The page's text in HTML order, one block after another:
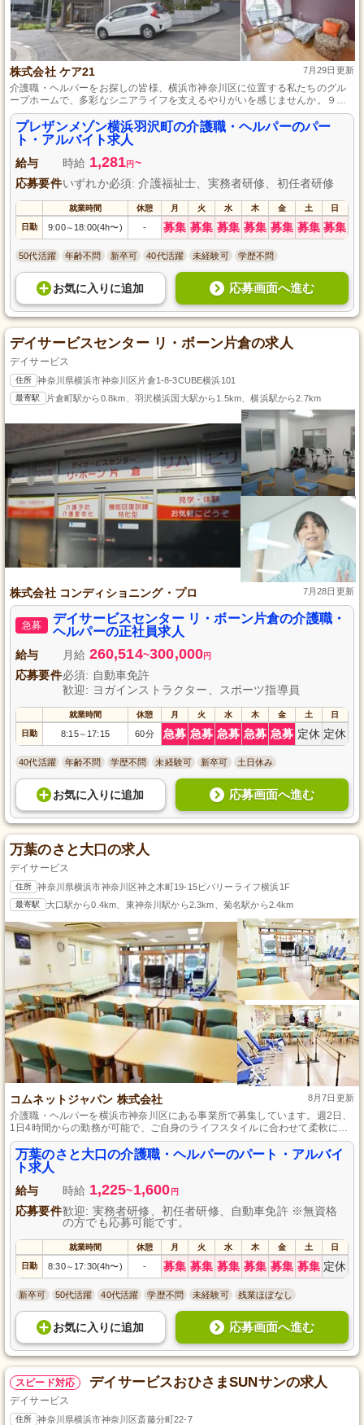
株式会社 ケア21 7月29日更新
介護職・ヘルパーをお探しの皆様、横浜市神奈川区に位置する私たちのグル
ープホームで、多彩なシニアライフを支えるやりがいを感じませんか。９名
のご入居者様の生活サポートを通じて、食事や入浴、レクリエーションの企
画実行など、幅広い業務を担当していただきます。資格を持っていない方
も、介護に興味があれば歓迎します。就業環境の良さとチームワークの充実
感を、ぜひ実感してください。
プレザンメゾン横浜羽沢町の介護職・ヘルパーのパー
ト・アルバイト求人
給与 時給 1,281円 ~
応募要件いずれか必須: 介護福祉士、実務者研修、初任者研修
就業時間 休憩 月 火 水 木 金 土 日
日勤 9:00～ 18:00(4h〜) - 募集 募集 募集 募集 募集 募集 募集
50代活躍 年齢不問 新卒可 40代活躍 未経験可 学歴不問
お気に入り に追加 応募画面へ進む
デイサービスセンター リ・ボーン片倉の求人
デイサービス
住所 神奈川県横浜市神奈川区片倉1-8-3CUBE横浜101
最寄駅 片倉町駅から0.8km、羽沢横浜国大駅から1.5km、横浜駅から2.7km
株式会社 コンディショニング・プロ 7月28日更新
急募
デイサービスセンター リ・ボーン片倉の介護職・
ヘルパーの正社員求人
給与 月給 260,514~300,000円
応募要件必須: 自動車免許
歓迎: ヨガインストラクター、スポーツ指導員
就業時間 休憩 月 火 水 木 金 土 日
日勤 8:15～ 17:15 60分 急募 急募 急募 急募 急募 定休 定休
40代活躍 年齢不問 学歴不問 未経験可 新卒可 土日休み
お気に入り に追加 応募画面へ進む
万葉のさと大口の求人
デイサービス
住所 神奈川県横浜市神奈川区神之木町19-15ビバリーライフ横浜1F
最寄駅 大口駅から0.4km、東神奈川駅から2.3km、菊名駅から2.4km
コムネットジャパン 株式会社 8月7日更新
介護職・ヘルパーを横浜市神奈川区にある事業所で募集しています。週2日、
1日4時間からの勤務が可能で、ご自身のライフスタイルに合わせて柔軟に働
ける環境を整えています。未経験の方も歓迎で、あなたとご利用者さまとの
成長を大切にする職場です。正社員登用制度もあり、長く安定して働ける場
所をお探しの方に最適です。
万葉のさと大口の介護職・ヘルパーのパート・アルバイ
ト求人
給与 時給 1,225~1,600 円
応募要件歓迎: 実務者研修、初任者研修、自動車免許 ※無資格
の方でも応募可能です。
就業時間 休憩 月 火 水 木 金 土 日
日勤 8:30～ 17:30(4h〜) - 募集 募集 募集 募集 募集 募集 定休
新卒可 50代活躍 40代活躍 学歴不問 未経験可 残業ほぼなし
お気に入り に追加 応募画面へ進む
スピード対応 デイサービスおひさまSUNサンの求人
デイサービス
住所 神奈川県横浜市神奈川区斎藤分町22-7